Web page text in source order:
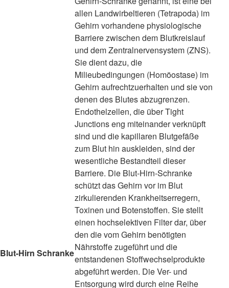
Blut-Hirn Schranke
allen Landwirbeltieren (Tetrapoda) im
Gehirn vorhandene physiologische
Barriere zwischen dem Blutkreislauf
und dem Zentralnervensystem (ZNS).
Sie dient dazu, die
Milieubedingungen (Homöostase) im
Gehirn aufrechtzuerhalten und sie von
denen des Blutes abzugrenzen.
Endothelzellen, die über Tight
Junctions eng miteinander verknüpft
sind und die kapillaren Blutgefäße
zum Blut hin auskleiden, sind der
wesentliche Bestandteil dieser
Barriere. Die Blut-Hirn-Schranke
schützt das Gehirn vor im Blut
zirkulierenden Krankheitserregern,
Toxinen und Botenstoffen. Sie stellt
einen hochselektiven Filter dar, über
den die vom Gehirn benötigten
Nährstoffe zugeführt und die
entstandenen Stoffwechselprodukte
abgeführt werden. Die Ver- und
Entsorgung wird durch eine Reihe